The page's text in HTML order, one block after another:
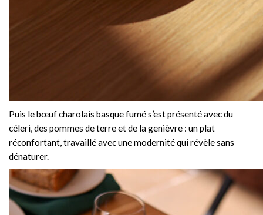
Puis le bœuf charolais basque fumé s’est présenté avec du
céleri, des pommes de terre et de la genièvre : un plat
réconfortant, travaillé avec une modernité qui révèle sans
dénaturer.